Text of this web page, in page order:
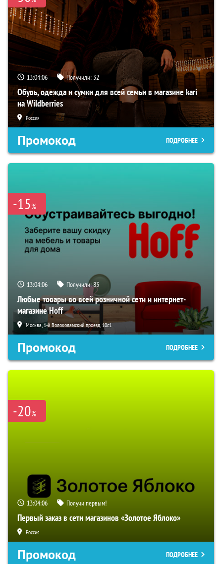
13:04:06 Получили: 32
Обувь, одежда и сумки для всей семьи в магазине kari
на Wildberries
Россия
Промокод ПОДРОБНЕЕ
-15%
13:04:06 Получили:83
Любые товары во всей розничной сети и интернет-
магазине Hoff
Москва, 1-й Волоколамский проезд, 10с1
Промокод ПОДРОБНЕЕ
-20%
13:04:06 Получи первым!
Первый заказ в сети магазинов «Золотое Яблоко»
Россия
Промокод ПОДРОБНЕЕ